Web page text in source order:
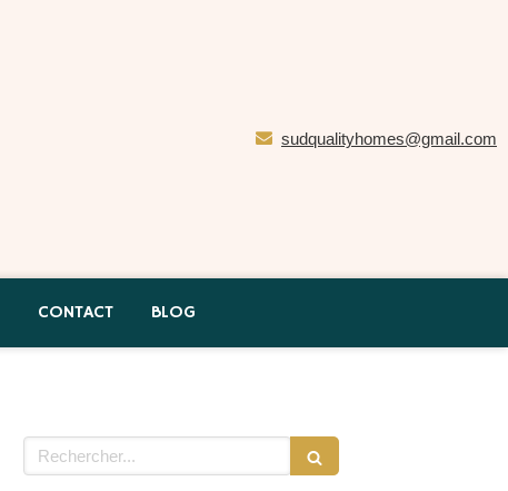
sudqualityhomes@gmail.com
CONTACT BLOG
Rechercher